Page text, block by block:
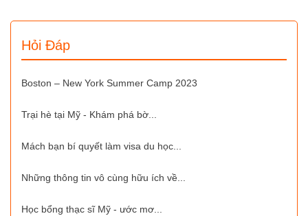
Hỏi Đáp
Boston – New York Summer Camp 2023
Trại hè tại Mỹ - Khám phá bờ...
Mách bạn bí quyết làm visa du học...
Những thông tin vô cùng hữu ích về...
Học bổng thạc sĩ Mỹ - ước mơ...